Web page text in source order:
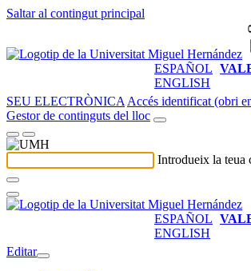
Saltar al contingut principal
ESPAÑOL
ENGLISH
SEU ELECTRÒNICA Accés identificat (obri
Gestor de continguts del lloc
Introdueix la teua
ESPAÑOL
ENGLISH
Editar